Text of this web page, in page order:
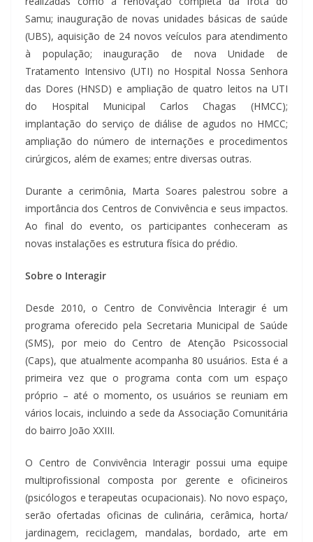
Samu; inauguração de novas unidades básicas de saúde
(UBS), aquisição de 24 novos veículos para atendimento
à população; inauguração de nova Unidade de
Tratamento Intensivo (UTI) no Hospital Nossa Senhora
das Dores (HNSD) e ampliação de quatro leitos na UTI
do Hospital Municipal Carlos Chagas (HMCC);
implantação do serviço de diálise de agudos no HMCC;
ampliação do número de internações e procedimentos
cirúrgicos, além de exames; entre diversas outras.
Durante a cerimônia, Marta Soares palestrou sobre a
importância dos Centros de Convivência e seus impactos.
Ao final do evento, os participantes conheceram as
novas instalações es estrutura física do prédio.
Sobre o Interagir
Desde 2010, o Centro de Convivência Interagir é um
programa oferecido pela Secretaria Municipal de Saúde
(SMS), por meio do Centro de Atenção Psicossocial
(Caps), que atualmente acompanha 80 usuários. Esta é a
primeira vez que o programa conta com um espaço
próprio – até o momento, os usuários se reuniam em
vários locais, incluindo a sede da Associação Comunitária
do bairro João XXIII.
O Centro de Convivência Interagir possui uma equipe
multiprofissional composta por gerente e oficineiros
(psicólogos e terapeutas ocupacionais). No novo espaço,
serão ofertadas oficinas de culinária, cerâmica, horta/
jardinagem, reciclagem, mandalas, bordado, arte em